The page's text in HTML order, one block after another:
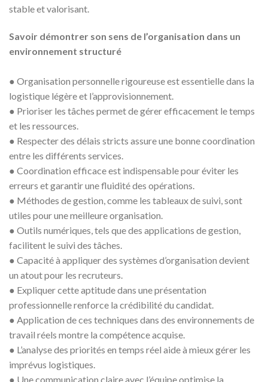
stable et valorisant.
Savoir démontrer son sens de l’organisation dans un
environnement structuré
● Organisation personnelle rigoureuse est essentielle dans la
logistique légère et l’approvisionnement.
● Prioriser les tâches permet de gérer efficacement le temps
et les ressources.
● Respecter des délais stricts assure une bonne coordination
entre les différents services.
● Coordination efficace est indispensable pour éviter les
erreurs et garantir une fluidité des opérations.
● Méthodes de gestion, comme les tableaux de suivi, sont
utiles pour une meilleure organisation.
● Outils numériques, tels que des applications de gestion,
facilitent le suivi des tâches.
● Capacité à appliquer des systèmes d’organisation devient
un atout pour les recruteurs.
● Expliquer cette aptitude dans une présentation
professionnelle renforce la crédibilité du candidat.
● Application de ces techniques dans des environnements de
travail réels montre la compétence acquise.
● L’analyse des priorités en temps réel aide à mieux gérer les
imprévus logistiques.
● Une communication claire avec l’équipe optimise la